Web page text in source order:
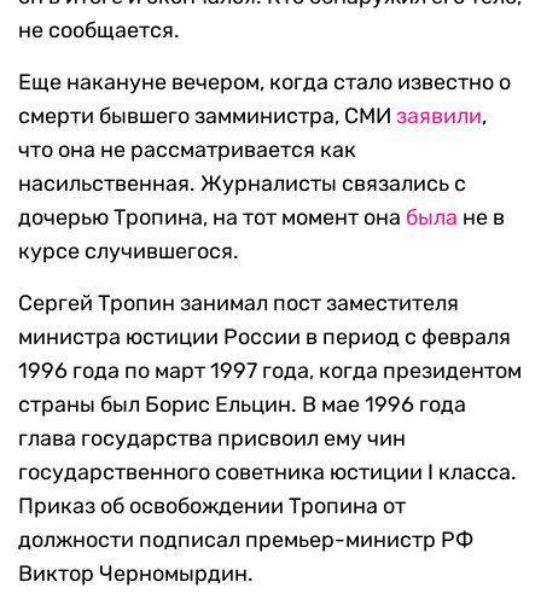
не сообщается.
Еще накануне вечером, когда стало известно о
смерти бывшего замминистра, СМИ заявили,
что она не рассматривается как
насильственная. Журналисты связались с
дочерью Тропина, на тот момент она была не в
курсе случившегося.
Сергей Тропин занимал пост заместителя
министра юстиции России в период с февраля
1996 года по март 1997 года, когда президентом
страны был Борис Ельцин. В мае 1996 года
глава государства присвоил ему чин
государственного советника юстиции I класса.
Приказ об освобождении Тропина от
должности подписал премьер-министр РФ
Виктор Черномырдин.